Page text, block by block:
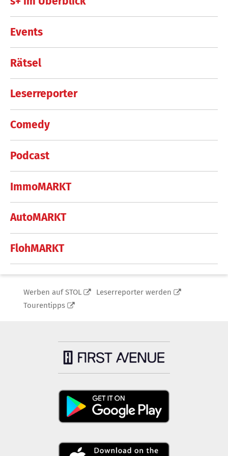
Events
Rätsel
Leserreporter
Comedy
Podcast
ImmoMARKT
AutoMARKT
FlohMARKT
Werben auf STOL
Leserreporter werden
Tourentipps